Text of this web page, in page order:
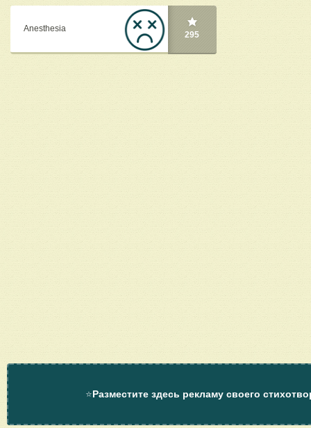
Anesthesia
295
⭐Разместите здесь рекламу своего